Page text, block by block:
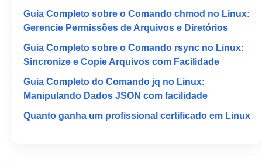
Guia Completo sobre o Comando chmod no Linux:
Gerencie Permissões de Arquivos e Diretórios
Guia Completo sobre o Comando rsync no Linux:
Sincronize e Copie Arquivos com Facilidade
Guia Completo do Comando jq no Linux:
Manipulando Dados JSON com facilidade
Quanto ganha um profissional certificado em Linux